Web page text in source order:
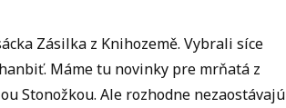
Zásilka z Knihozemě. Vybrali síce
Máme tu novinky pre mrňatá z
Stonožkou. Ale rozhodne nezaostávajú